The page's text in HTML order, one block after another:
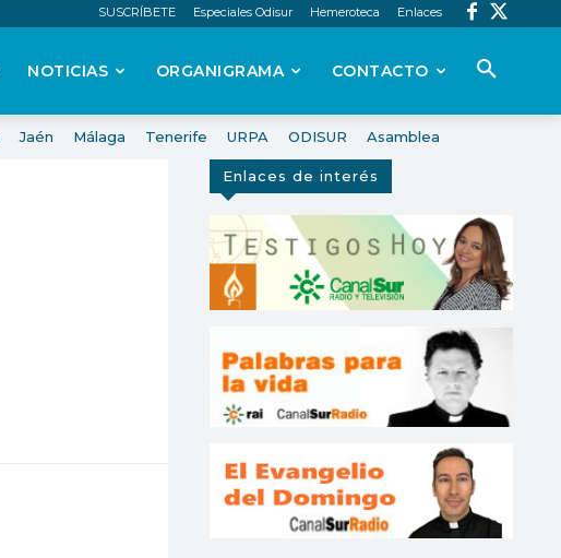
SUSCRÍBETE Especiales Odisur Hemeroteca Enlaces
NOTICIAS ORGANIGRAMA CONTACTO
Jaén Málaga Tenerife URPA ODISUR Asamblea
Enlaces de interés